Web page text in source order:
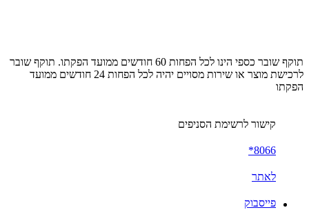
תוקף שובר כספי הינו לכל הפחות 60 חודשים ממועד הפקתו. תוקף שובר
לרכישת מוצר או שירות מסויים יהיה לכל הפחות 24 חודשים ממועד
הפקתו
קישור לרשימת הסניפים
8066*
לאתר
פייסבוק